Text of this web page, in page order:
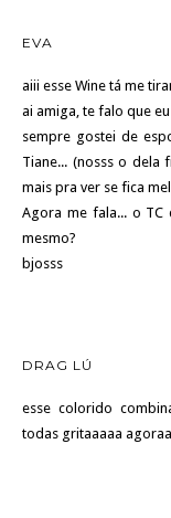
EVA
aiii esse Wine tá me
ai amiga, te falo que
sempre gostei de
Tiane... (nosss o dela
mais pra ver se fica
Agora me fala... o TC
mesmo?
bjosss
DRAG LÚ
esse colorido
todas gritaaaaa